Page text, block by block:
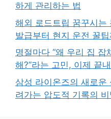
하게 관리하는 법
해외 로드트립 꿈꾸시는
발급부터 현지 운전 꿀
명절마다 “왜 우리 집 잡
해?”라는 고민, 이제 끝
삼성 라이온즈의 새로운
려가는 압도적 기록의 비